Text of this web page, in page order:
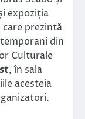
expoziția
care prezintă
din
Culturale
, în sala
acesteia